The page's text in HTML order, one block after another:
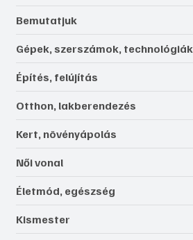
Bemutatjuk
Gépek, szerszámok, technológiák
Építés, felújítás
Otthon, lakberendezés
Kert, növényápolás
Női vonal
Életmód, egészség
Kismester